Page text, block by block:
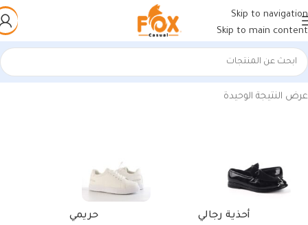
Skip to navigation
Skip to main content
الرئيسية/منتجات تحت الوسم “كوتش عصري جمليبيج للرجال”
عرض النتيجة الوحيدة
أحذية رجالي حريمي